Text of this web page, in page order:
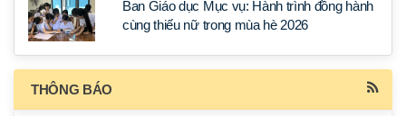
Ban Giáo dục Mục vụ: Hành trình đồng hành
cùng thiếu nữ trong mùa hè 2026
THÔNG BÁO